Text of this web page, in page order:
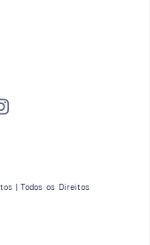
| Todos os Direitos